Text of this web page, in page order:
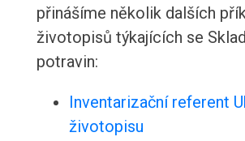
přinášíme několik dalších
životopisů týkajících se
potravin:
Inventarizační referent
životopisu